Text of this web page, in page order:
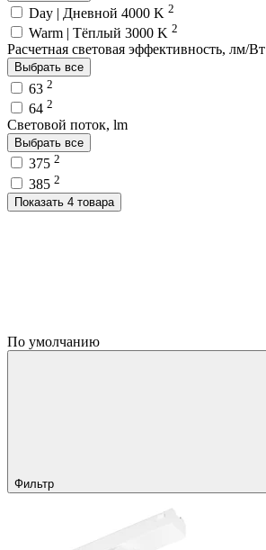
Day | Дневной 4000 K 2
Warm | Тёплый 3000 K 2
Расчетная световая эффективность, лм/Вт
Выбрать все
63 2
64 2
Световой поток, lm
Выбрать все
375 2
385 2
Показать 4 товара
По умолчанию
Фильтр